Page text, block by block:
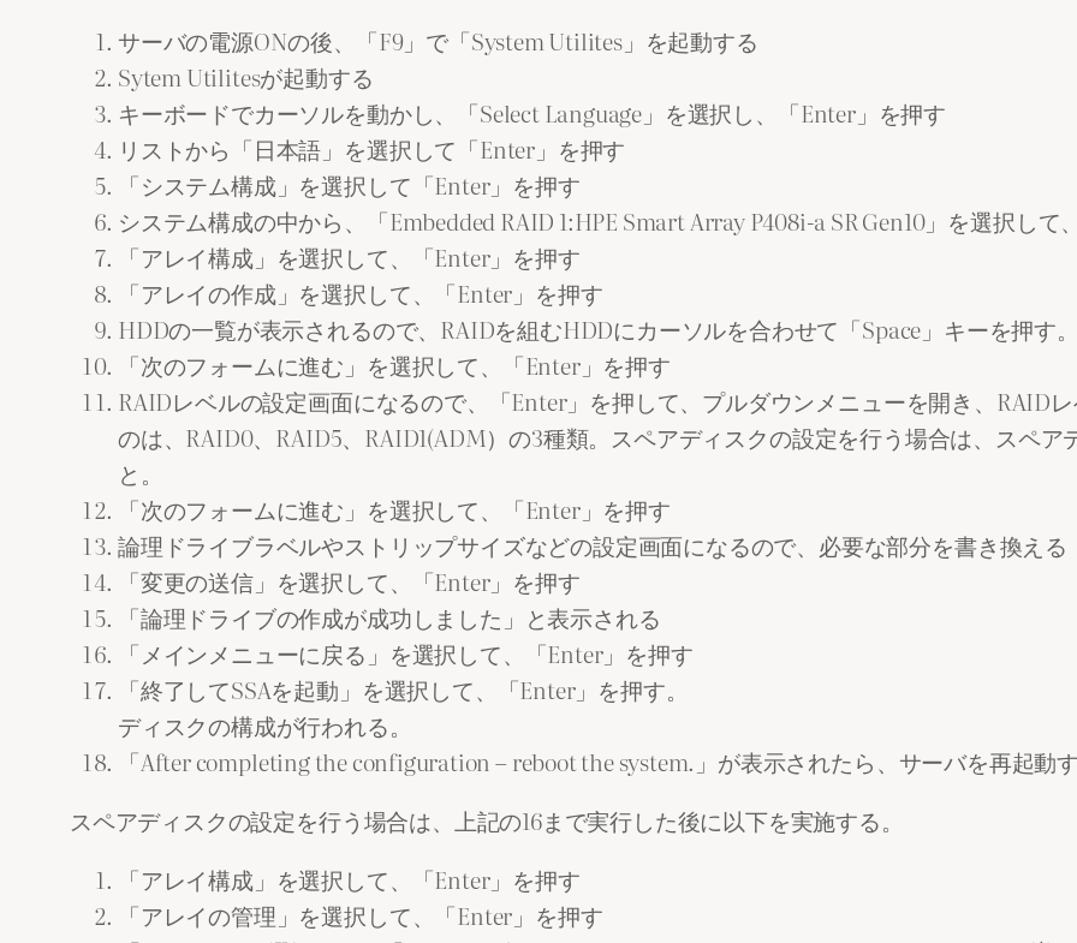
サーバの電源ONの後、「F9」で「System Utilites」を起動する
Sytem Utilitesが起動する
キーボードでカーソルを動かし、「Select Language」を選択し、「Enter」を押す
リストから「日本語」を選択して「Enter」を押す
「システム構成」を選択して「Enter」を押す
システム構成の中から、「Embedded RAID 1:HPE Smart Array P408i-a SR Gen10」を選択して
「アレイ構成」を選択して、「Enter」を押す
「アレイの作成」を選択して、「Enter」を押す
HDDの一覧が表示されるので、RAIDを組むHDDにカーソルを合わせて「Space」キーを押す
「次のフォームに進む」を選択して、「Enter」を押す
RAIDレベルの設定画面になるので、「Enter」を押して、プルダウンメニューを開き、RAID
のは、RAID0、RAID5、RAID1(ADM）の3種類。スペアディスクの設定を行う場合は、スペ
と。
「次のフォームに進む」を選択して、「Enter」を押す
論理ドライブラベルやストリップサイズなどの設定画面になるので、必要な部分を書き換える
「変更の送信」を選択して、「Enter」を押す
「論理ドライブの作成が成功しました」と表示される
「メインメニューに戻る」を選択して、「Enter」を押す
「終了してSSAを起動」を選択して、「Enter」を押す。
ディスクの構成が行われる。
「After completing the configuration – reboot the system.」が表示されたら、サーバを再起動
スペアディスクの設定を行う場合は、上記の16まで実行した後に以下を実施する。
「アレイ構成」を選択して、「Enter」を押す
「アレイの管理」を選択して、「Enter」を押す